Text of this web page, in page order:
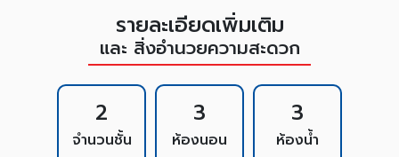
รายละเอียดเพิ่มเติม
และ สิ่งอำนวยความสะดวก
2
จำนวนชั้น
3
ห้องนอน
3
ห้องน้ำ